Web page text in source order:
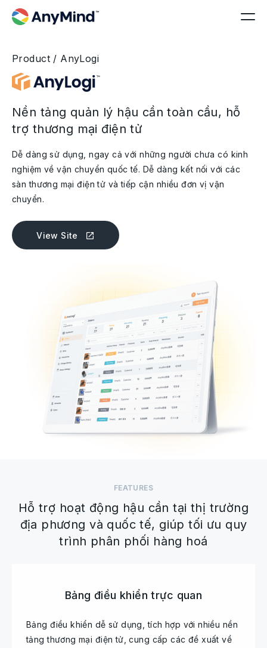
Product / AnyLogi
Nền tảng quản lý hậu cần toàn cầu, hỗ
trợ thương mại điện tử
Dễ dàng sử dụng, ngay cả với những người chưa có kinh
nghiệm về vận chuyển quốc tế. Dễ dàng kết nối với các
sàn thương mại điện tử và tiếp cận nhiều đơn vị vận
chuyển.
View Site
FEATURES
Hỗ trợ hoạt động hậu cần tại thị trường
địa phương và quốc tế, giúp tối ưu quy
trình phân phối hàng hoá
Bảng điều khiển trực quan
Bảng điều khiển dễ sử dụng, tích hợp với nhiều nền
tảng thương mại điện tử, cung cấp các đề xuất về